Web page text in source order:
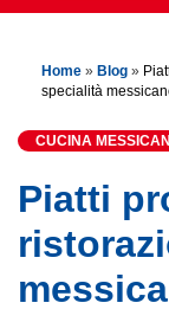
BLOG
RICETTE
BONUS FEDELTÀ
OFFERTE
CONTATTI
Home » Blog »
specialità
CUCINA
Piatti